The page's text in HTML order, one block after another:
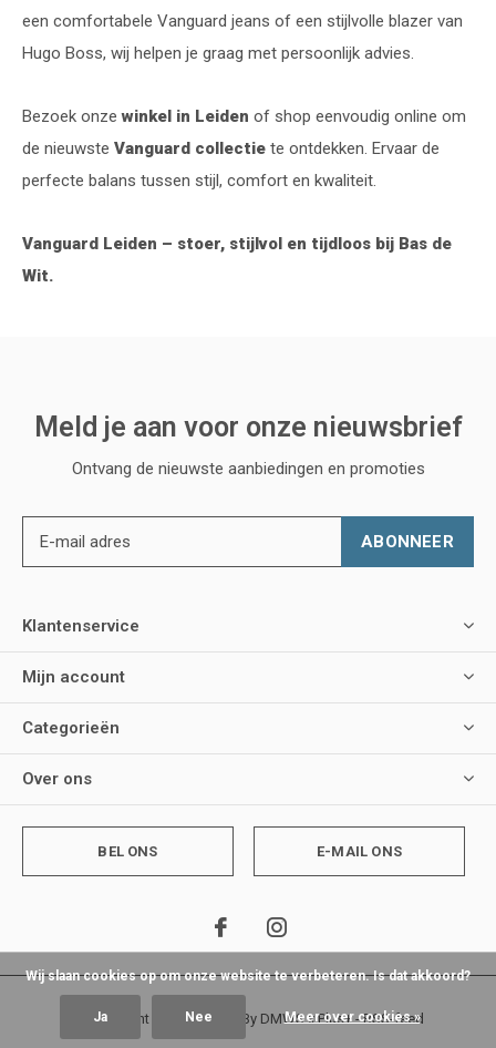
een comfortabele Vanguard jeans of een stijlvolle blazer van
Hugo Boss, wij helpen je graag met persoonlijk advies.
Bezoek onzewinkel in Leiden of shop eenvoudig online om
de nieuwste Vanguard collectie te ontdekken. Ervaar de
perfecte balans tussen stijl, comfort en kwaliteit.
Vanguard Leiden – stoer, stijlvol en tijdloos bij Bas de
Wit.
Meld je aan voor onze nieuwsbrief
Ontvang de nieuwste aanbiedingen en promoties
ABONNEER
Klantenservice
Mijn account
Categorieën
Over ons
BEL ONS E-MAIL ONS
© Copyright - Theme By DMWSxPlus+-RSS-feed
Wij slaan cookies op om onze website te verbeteren. Is dat akkoord?
Ja Nee Meer over cookies »